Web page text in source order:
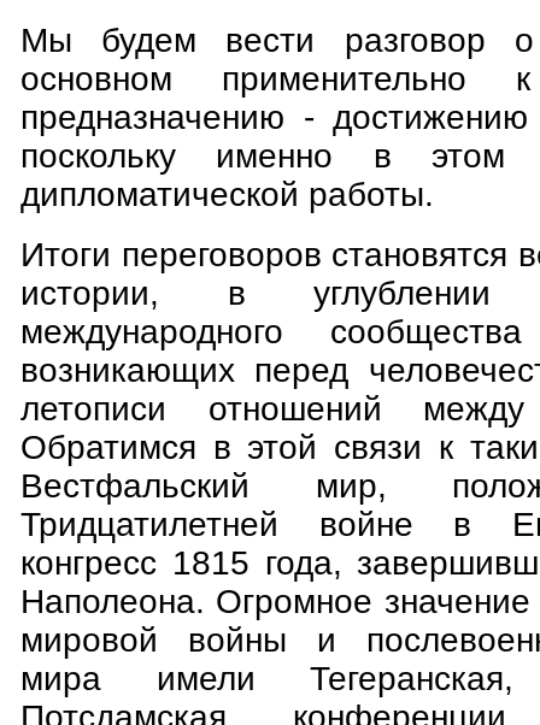
Мы будем вести разговор о
основном применительно
предназначению - достижению
поскольку именно в этом
дипломатической работы.
Итоги переговоров становятся
истории, в углублении
международного
возникающих перед
летописи отношений между
Обратимся в этой связи к
Вестфальский мир,
Тридцатилетней войне в
конгресс 1815 года,
Наполеона. Огромное
мировой войны и
мира имели
Потсдамская конференции